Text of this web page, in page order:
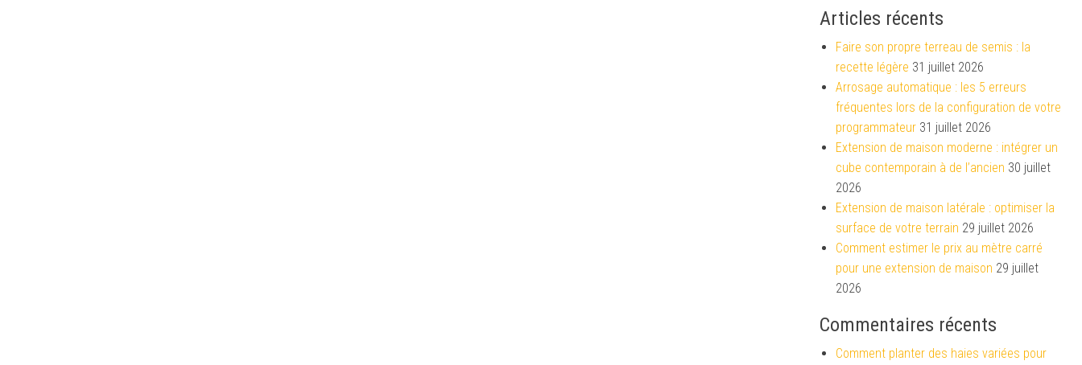
Articles récents
Faire son propre terreau de semis : la
recette légère 31 juillet 2026
Arrosage automatique : les 5 erreurs
fréquentes lors de la configuration de votre
programmateur 31 juillet 2026
Extension de maison moderne : intégrer un
cube contemporain à de l’ancien 30 juillet
2026
Extension de maison latérale : optimiser la
surface de votre terrain 29 juillet 2026
Comment estimer le prix au mètre carré
pour une extension de maison 29 juillet
2026
Commentaires récents
Comment planter des haies variées pour